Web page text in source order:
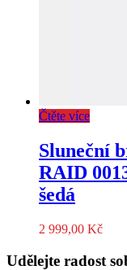
Čtěte více
Sluneční
RAID
šedá
2 999,00 Kč
Udělejte radost